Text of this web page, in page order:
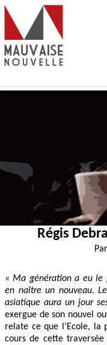
Régis
Par
« Ma génération a eu le
en naître un nouveau.
asiatique aura un jour
exergue de son nouvel
relate ce que l’Ecole, la
cours de cette